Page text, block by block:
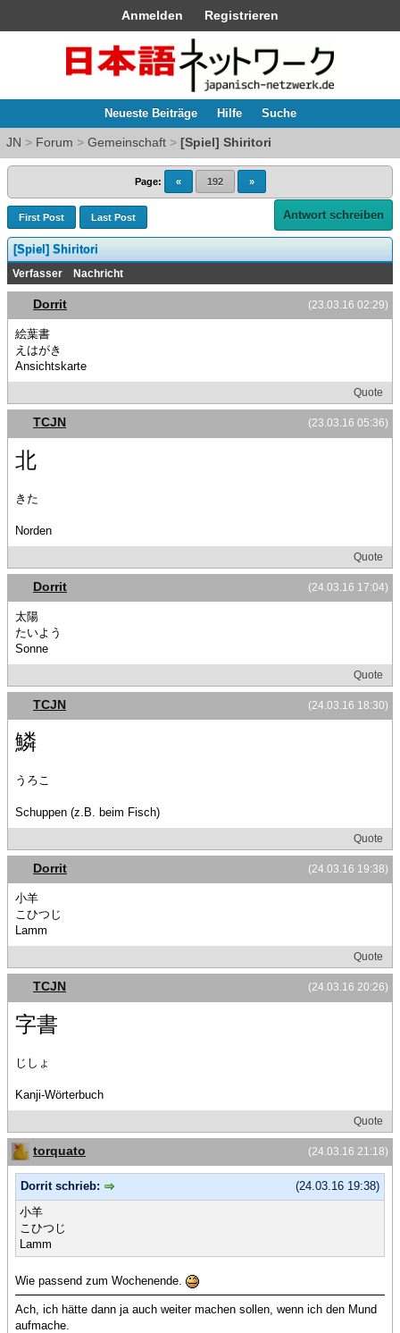
Anmelden Registrieren
Neueste Beiträge Hilfe Suche
JN > Forum > Gemeinschaft > [Spiel] Shiritori
Page: « 192 »
First Post Last Post Antwort schreiben
[Spiel] Shiritori
Verfasser Nachricht
(23.03.16 02:29)
Dorrit
絵葉書
えはがき
Ansichtskarte
Quote
(23.03.16 05:36)
TCJN
北
きた
Norden
Quote
(24.03.16 17:04)
Dorrit
太陽
たいよう
Sonne
Quote
(24.03.16 18:30)
TCJN
鱗
うろこ
Schuppen (z.B. beim Fisch)
Quote
(24.03.16 19:38)
Dorrit
小羊
こひつじ
Lamm
Quote
(24.03.16 20:26)
TCJN
字書
じしょ
Kanji-Wörterbuch
Quote
(24.03.16 21:18)
torquato
(24.03.16 19:38)
Dorrit schrieb:
小羊
こひつじ
Lamm
Wie passend zum Wochenende.
Ach, ich hätte dann ja auch weiter machen sollen, wenn ich den Mund
aufmache.